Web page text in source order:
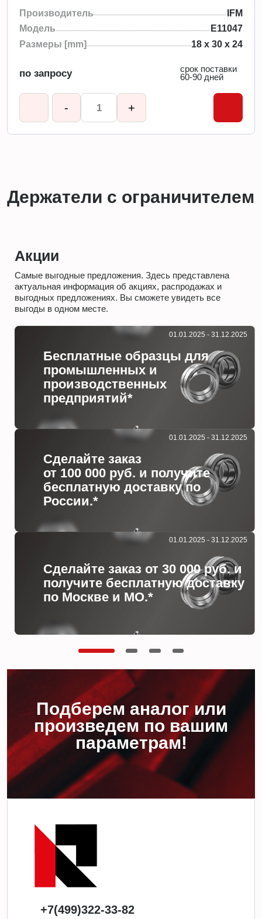
Производитель
IFM
Модель
E11047
Размеры [mm]
18 x 30 x 24
по запросу
срок поставки
60-90 дней
- +
Держатели с ограничителем
Акции
Самые выгодные предложения. Здесь представлена
актуальная информация об акциях, распродажах и
выгодных предложениях. Вы сможете увидеть все
выгоды в одном месте.
Бесплатные образцы для
промышленных и
производственных
предприятий*
01.01.2025 - 31.12.2025
Сделайте заказ
от 100 000 руб. и получите
бесплатную доставку по
России.*
01.01.2025 - 31.12.2025
Сделайте заказ от 30 000 руб. и
получите бесплатную доставку
по Москве и МО.*
01.01.2025 - 31.12.2025
Подберем аналог или
произведем по вашим
параметрам!
+7(499)322-33-82